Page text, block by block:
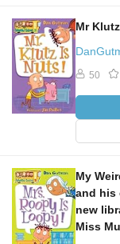
Mr
50
My
and his
new
Miss